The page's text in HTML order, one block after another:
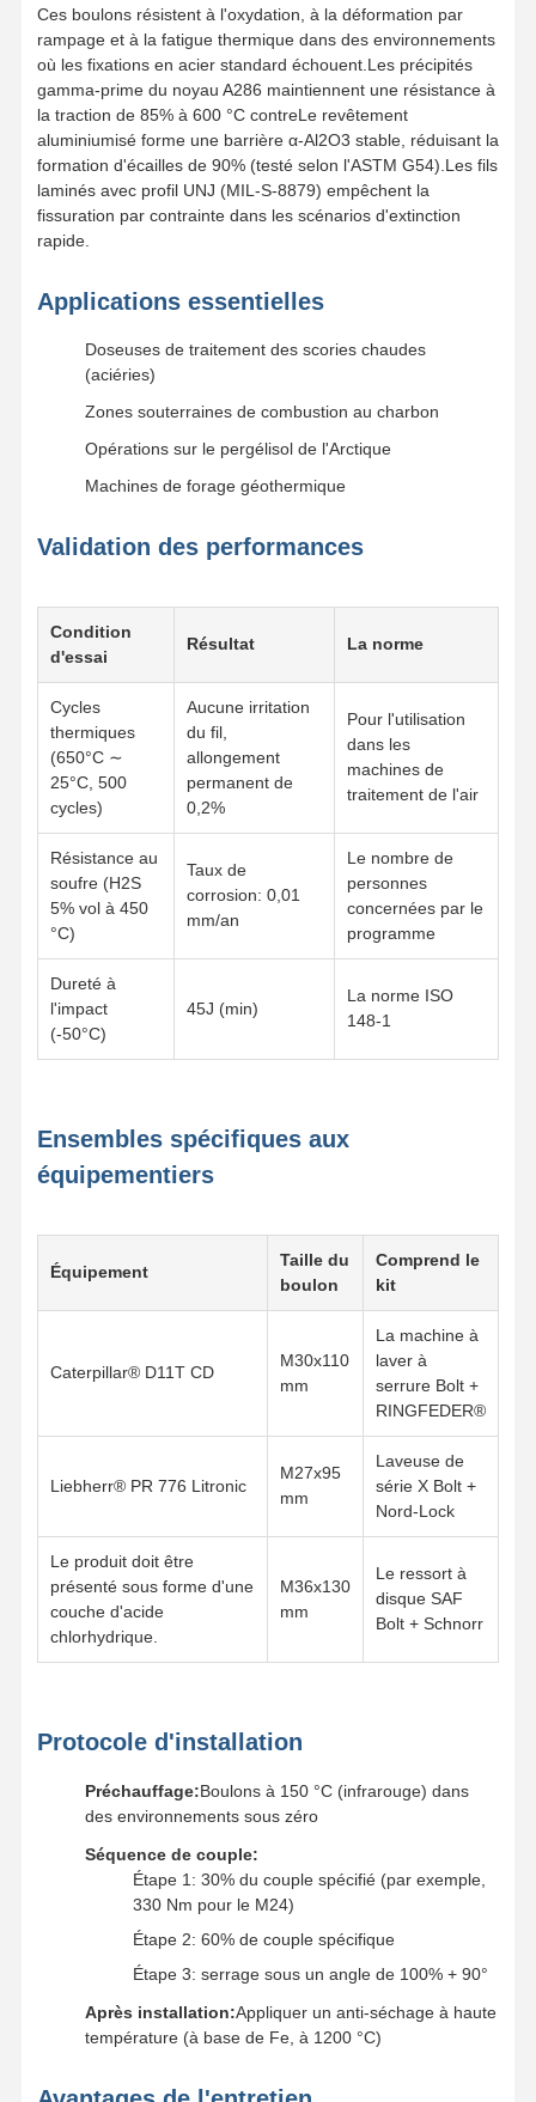
Ces boulons résistent à l'oxydation, à la déformation par
rampage et à la fatigue thermique dans des environnements
où les fixations en acier standard échouent.Les précipités
gamma-prime du noyau A286 maintiennent une résistance à
la traction de 85% à 600 °C contreLe revêtement
aluminiumisé forme une barrière α-Al2O3 stable, réduisant la
formation d'écailles de 90% (testé selon l'ASTM G54).Les fils
laminés avec profil UNJ (MIL-S-8879) empêchent la
fissuration par contrainte dans les scénarios d'extinction
rapide.
Applications essentielles
Doseuses de traitement des scories chaudes
(aciéries)
Zones souterraines de combustion au charbon
Opérations sur le pergélisol de l'Arctique
Machines de forage géothermique
Validation des performances
Condition
d'essai
Résultat La norme
Cycles
thermiques
(650°C ∼
25°C, 500
cycles)
Aucune irritation
du fil,
allongement
permanent de
0,2%
Pour l'utilisation
dans les
machines de
traitement de l'air
Résistance au
soufre (H2S
5% vol à 450
°C)
Taux de
corrosion: 0,01
mm/an
Le nombre de
personnes
concernées par le
programme
Dureté à
l'impact
(-50°C)
45J (min)
La norme ISO
148-1
Ensembles spécifiques aux
équipementiers
Équipement
Taille du
boulon
Comprend le
kit
Caterpillar® D11T CD
M30x110
mm
La machine à
laver à
serrure Bolt +
RINGFEDER®
Liebherr® PR 776 Litronic
M27x95
mm
Laveuse de
série X Bolt +
Nord-Lock
Le produit doit être
présenté sous forme d'une
couche d'acide
chlorhydrique.
M36x130
mm
Le ressort à
disque SAF
Bolt + Schnorr
Protocole d'installation
Préchauffage:Boulons à 150 °C (infrarouge) dans
des environnements sous zéro
Séquence de couple:
Étape 1: 30% du couple spécifié (par exemple,
330 Nm pour le M24)
Étape 2: 60% de couple spécifique
Étape 3: serrage sous un angle de 100% + 90°
Après installation:Appliquer un anti-séchage à haute
température (à base de Fe, à 1200 °C)